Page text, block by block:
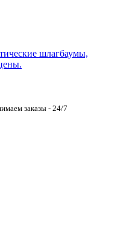
заказы - 24/7